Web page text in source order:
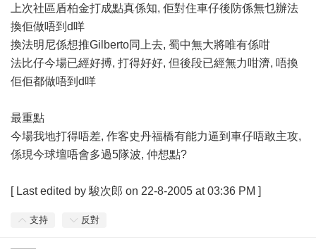
上次社區盾柏金打成點真係知, 佢對住車仔後防係無乜辦法
換佢做唔到d咩
換法明尼係想推Gilberto同上去, 蜀中無大將唯有係咁
法比仔今場已經好搏, 打得好好, 但後段已經無力咁濟, 唔換
佢佢都做唔到d咩
最重點
今場我地打得唔差, 作客史丹福橋有能力逼到車仔唔敢主攻,
係現今球壇唔會多過5隊波, 仲想點?
[Last edited by 駿次郎 on 22-8-2005 at 03:36 PM ]
支持 反對